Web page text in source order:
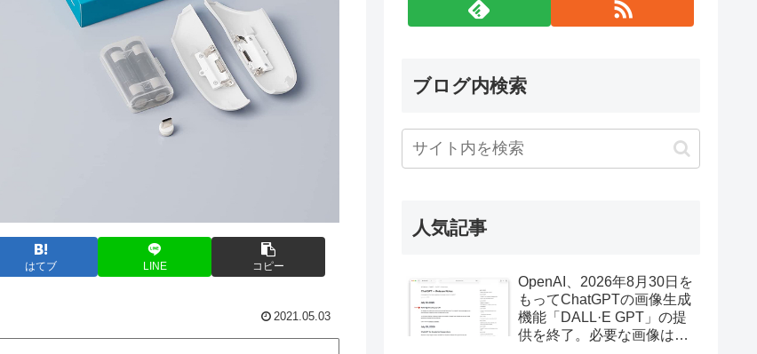
はてブ LINE コピー
2021.05.03
ブログ内検索
人気記事
OpenAI、2026年8月30日を
もってChatGPTの画像生成
機能「DALL·E GPT」の提
供を終了。必要な画像は期